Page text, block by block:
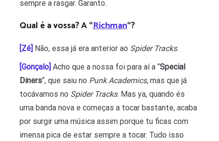
sempre a rasgar. Garanto.
Qual é a vossa?A “Richman“?
[Zé] Não, essa já era anterior ao Spider Tracks.
[Gonçalo] Acho que a nossa foi para aí a “Special
Diners“, que saiu no Punk Academics, mas que já
tocávamos no Spider Tracks. Mas ya, quando és
uma banda nova e começas a tocar bastante, acaba
por surgir uma música assim porque tu ficas com
imensa pica de estar sempre a tocar. Tudo isso